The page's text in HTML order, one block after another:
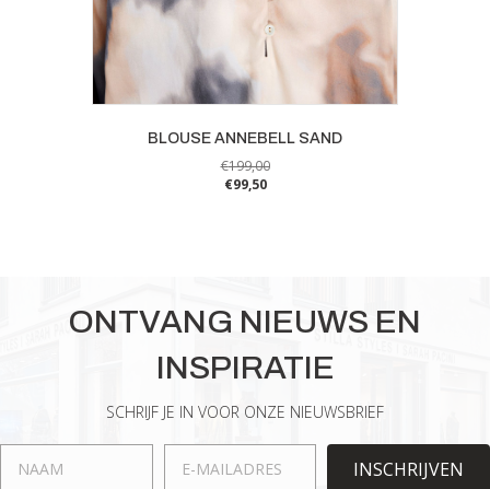
BLOUSE ANNEBELL SAND
€199,00
€99,50
Deze
kan
gekozen
worden
de
productpagina
ONTVANG NIEUWS EN
INSPIRATIE
SCHRIJF JE IN VOOR ONZE NIEUWSBRIEF
INSCHRIJVEN